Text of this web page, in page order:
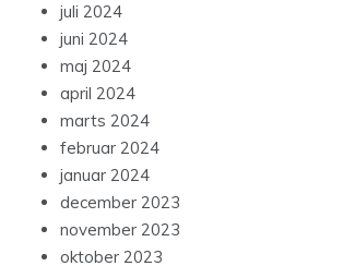
juli 2024
juni 2024
maj 2024
april 2024
marts 2024
februar 2024
januar 2024
december 2023
november 2023
oktober 2023